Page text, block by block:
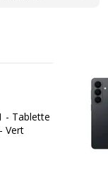
- Tablette
Vert